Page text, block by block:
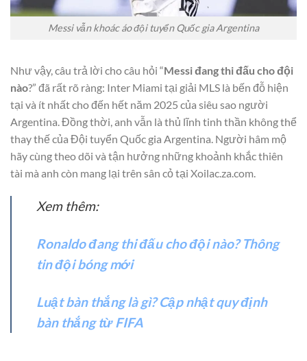
Messi vẫn khoác áo đội tuyển Quốc gia Argentina
Như vậy, câu trả lời cho câu hỏi “Messi đang thi đấu cho đội
nào?” đã rất rõ ràng: Inter Miami tại giải MLS là bến đỗ hiện
tại và ít nhất cho đến hết năm 2025 của siêu sao người
Argentina. Đồng thời, anh vẫn là thủ lĩnh tinh thần không thể
thay thế của Đội tuyển Quốc gia Argentina. Người hâm mộ
hãy cùng theo dõi và tận hưởng những khoảnh khắc thiên
tài mà anh còn mang lại trên sân cỏ tại Xoilac.za.com.
Xem thêm:
Ronaldo đang thi đấu cho đội nào? Thông
tin đội bóng mới
Luật bàn thắng là gì? Cập nhật quy định
bàn thắng từ FIFA